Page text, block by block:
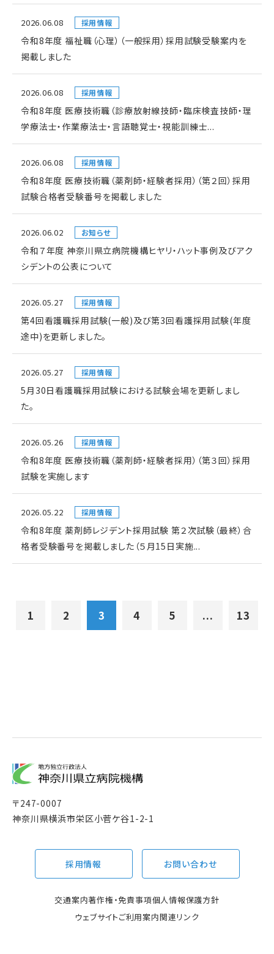
2026.06.08 採用情報
令和8年度 福祉職（心理）（一般採用）採用試験受験案内を
掲載しました
2026.06.08 採用情報
令和8年度 医療技術職（診療放射線技師・臨床検査技師・理
学療法士・作業療法士・言語聴覚士・視能訓練士...
2026.06.08 採用情報
令和8年度 医療技術職（薬剤師・経験者採用）（第２回）採用
試験合格者受験番号を掲載しました
2026.06.02 お知らせ
令和７年度 神奈川県立病院機構ヒヤリ・ハット事例及びアク
シデントの公表について
2026.05.27 採用情報
第4回看護職採用試験(一般)及び第3回看護採用試験(年度
途中)を更新しました。
2026.05.27 採用情報
5月30日看護職採用試験における試験会場を更新しまし
た。
2026.05.26 採用情報
令和8年度 医療技術職（薬剤師・経験者採用）（第３回）採用
試験を実施します
2026.05.22 採用情報
令和8年度 薬剤師レジデント採用試験 第２次試験（最終）合
格者受験番号を掲載しました（５月15日実施...
1 2 3 4 5 ... 13
〒247-0007
神奈川県横浜市栄区小菅ケ谷1-2-1
採用情報 お問い合わせ
交通案内著作権・免責事項個人情報保護方針
ウェブサイトご利用案内関連リンク